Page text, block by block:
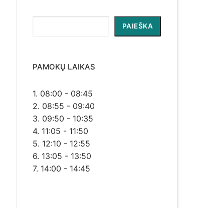
PAIEŠKA
PAMOKŲ LAIKAS
1. 08:00 - 08:45
2. 08:55 - 09:40
3. 09:50 - 10:35
4. 11:05 - 11:50
5. 12:10 - 12:55
6. 13:05 - 13:50
7. 14:00 - 14:45